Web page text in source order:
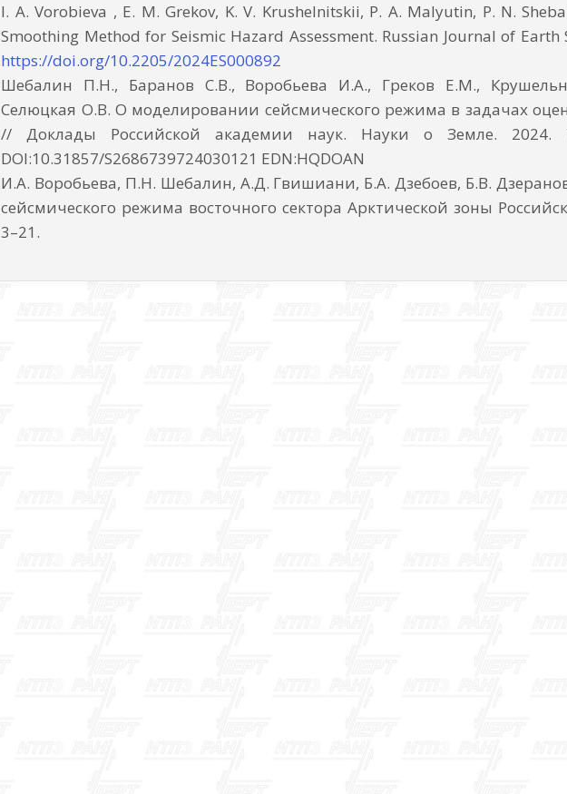
I. A. Vorobieva , E. M. Grekov, K. V. Krushelnitskii, P. A. Malyutin, P. N.
Smoothing Method for Seismic Hazard Assessment. Russian Journal of Earth
https://doi.org/10.2205/2024ES000892
Шебалин П.Н., Баранов С.В., Воробьева И.А., Греков Е.М.,
Селюцкая О.В. О моделировании сейсмического режима в задачах
// Доклады Российской академии наук. Науки о Земле.
DOI:10.31857/S2686739724030121 EDN:HQDOAN
И.А. Воробьева, П.Н. Шебалин, А.Д. Гвишиани, Б.А. Дзебоев, Б.В.
сейсмического режима восточного сектора Арктической зоны
3–21.